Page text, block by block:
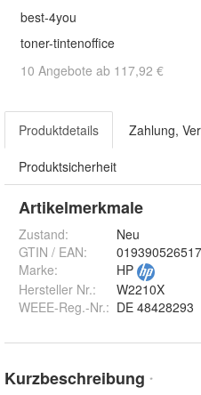
best-4you
toner-tintenoffice
10 Angebote ab 117,92 €
Produktdetails Zahlung,
Produktsicherheit
Artikelmerkmale
Zustand:
Neu
GTIN / EAN:
Marke:
HP
Hersteller Nr.:
W2210X
WEEE-Reg.-Nr.: DE 48428293
Kurzbeschreibung *